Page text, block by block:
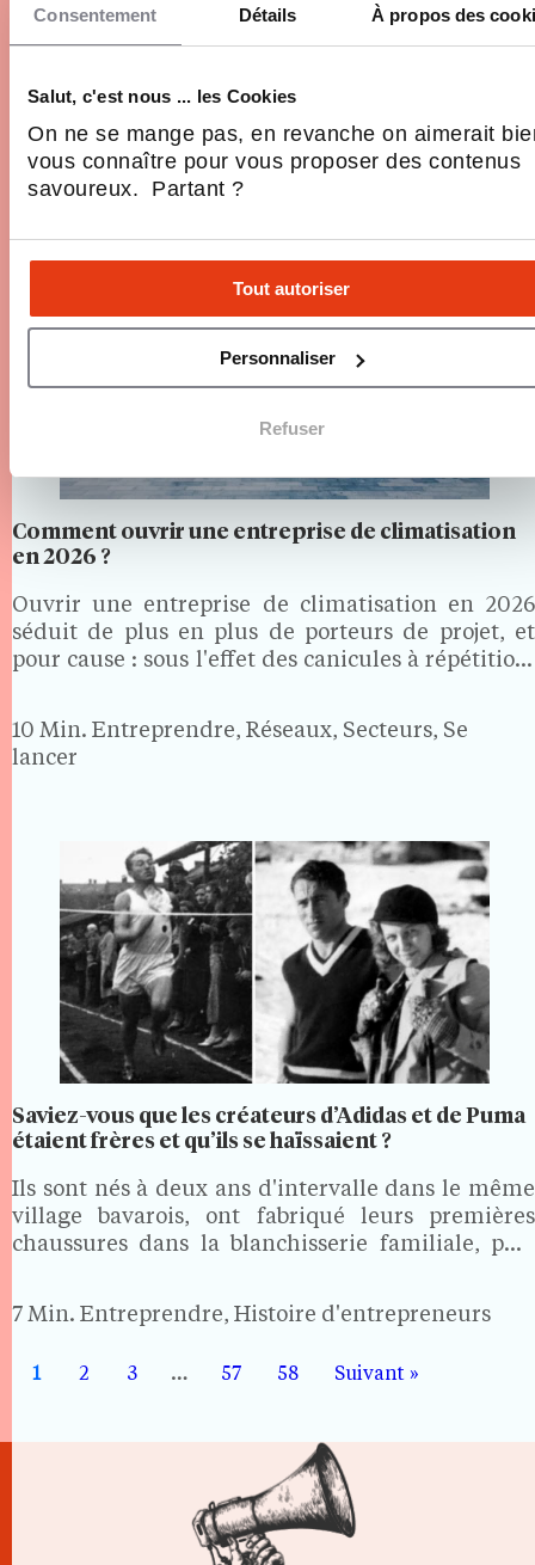
Consentement Détails À propos des
Salut, c'est nous ... les Cookies
On ne se mange pas, en revanche on aimerait
vous connaître pour vous proposer des contenus
savoureux. Partant ?
Tout autoriser
Personnaliser
Refuser
Burger King compte trois adresses en Corse, KFC
fast-food, reste absent de l'île depuis toujours.
Alors que la Sardaigne, les Baléares et les Canaries
ont toutes accueilli ses restaurants, la Corse forme
une…
4 Min. Réseaux, Se développer
Comment ouvrir une entreprise de climatisation
en 2026 ?
Ouvrir une entreprise de climatisation en 2026
séduit de plus en plus de porteurs de projet, et
pour cause : sous l'effet des canicules à répétition,
appartements sont désormais climatisés en
France.…
10 Min. Entreprendre, Réseaux, Secteurs, Se
lancer
Saviez-vous que les créateurs d’Adidas et de Puma
étaient frères et qu’ils se haïssaient ?
Ils sont nés à deux ans d'intervalle dans le même
village bavarois, ont fabriqué leurs premières
chaussures dans la blanchisserie familiale, puis
Jusqu'au jour où une phrase murmurée dans un
abri antiérien, une dénonciation…
7 Min. Entreprendre, Histoire d'entrepreneurs
1 2 3 … 57 58 Suivant »